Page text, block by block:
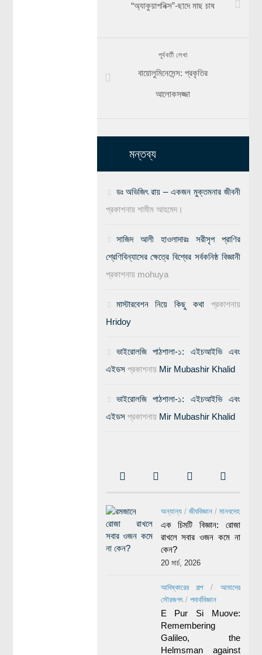
“অ্যাকুয়াপনিক্স”-ছাদে মাছ চাষ
পূর্ববর্তী লেখা
বায়োলুমিনেসেন্স: প্রকৃতির
আলোকসজ্জা
মন্তব্য
ডঃ অভিজিৎ রায় – একজন মুক্তমনার জীবনী
প্রকাশনায় শামীম আহমেদ।
সাজিদ আলী হাওলাদারঃ সরীসৃপ প্রাণির
শ্রেণিবিন্যাসের ক্ষেত্রে বিশ্বের সর্বকনিষ্ঠ বিজ্ঞানী
প্রকাশনায় mohuya
মাস্টারবেশন নিয়ে কিছু কথাপ্রকাশনায়
Hridoy
ভাইরোলজি পাঠশালা-১: এইচআইভি এবং
এইডসপ্রকাশনায় Mir Mubashir Khalid
ভাইরোলজি পাঠশালা-১: এইচআইভি এবং
এইডসপ্রকাশনায় Mir Mubashir Khalid
অন্যান্য/ জীববিজ্ঞান/ মানবদেহ
এক চিমটি বিজ্ঞান: রোজা
রাখলে সবার ওজন কমে না
কেন?
20 মার্চ, 2026
আবিষ্কারের গল্প/ আমাদের
সৌরজগৎ/ পদার্থবিজ্ঞান
E Pur Si Muove:
Remembering
Galileo, the
Helmsman against